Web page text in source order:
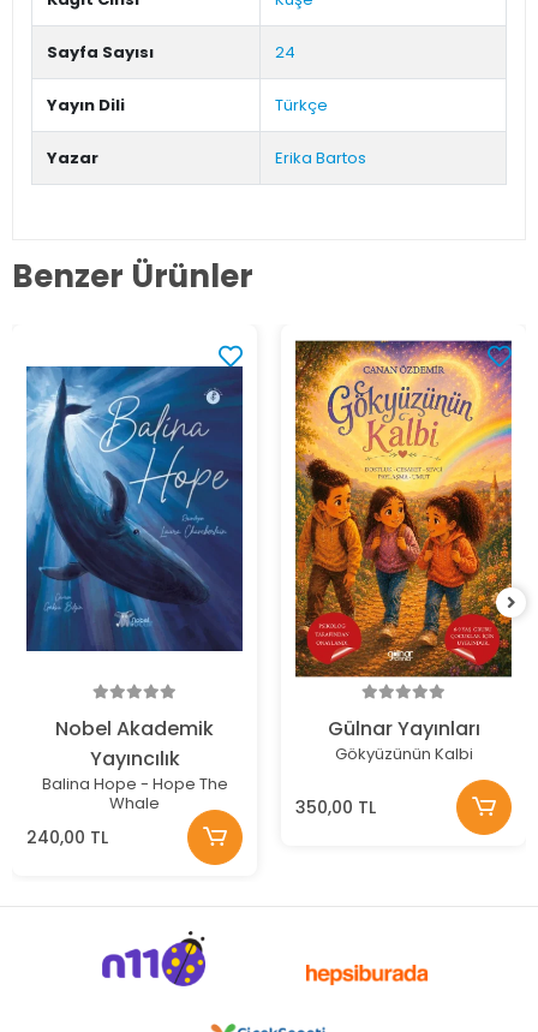
Sayfa Sayısı 24
Yayın Dili Türkçe
Yazar Erika Bartos
Benzer Ürünler
Nobel Akademik
Yayıncılık
Balina Hope - Hope The
Whale
240,00 TL
Gülnar Yayınları
Gökyüzünün Kalbi
350,00 TL